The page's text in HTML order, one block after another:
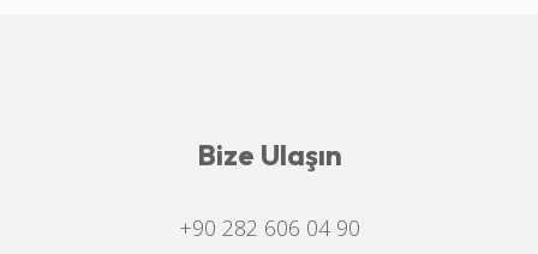
Bize Ulaşın
+90 282 606 04 90